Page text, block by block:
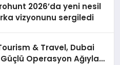
2026’da yeni nesil
vizyonunu sergiledi
& Travel, Dubai
Operasyon Ağıyla